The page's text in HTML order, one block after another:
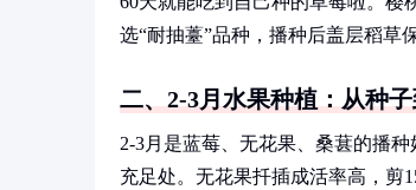
选“耐抽薹”品种，播种后盖层稻草
二、2-3月水果种植：从种
2-3月是蓝莓、无花果、桑葚的播
充足处。无花果扦插成活率高，剪